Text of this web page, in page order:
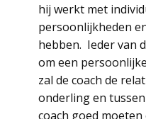
hij werkt met
persoonlijkheden
hebben. Ieder van
om een
zal de coach de
onderling en
coach goed